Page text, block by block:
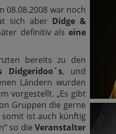
08.08.2008 war noch
sich aber Didge &
definitiv als eine
bereits zu den
Didgeridoo´s, und
Ländern wurden
vorgestellt. „Es gibt
Gruppen die gerne
ist auch künftig
so die Veranstalter